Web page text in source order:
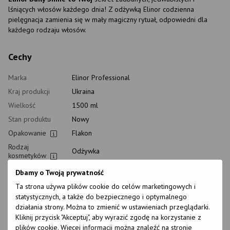
Dbamy o Twoją prywatność
Ta strona używa plików cookie do celów marketingowych i
statystycznych, a także do bezpiecznego i optymalnego
działania strony. Można to zmienić w ustawieniach przeglądarki.
Kliknij przycisk "Akceptuj", aby wyrazić zgodę na korzystanie z
plików cookie. Więcej informacji można znaleźć na stronie
lśniących włosów każdego dnia! Z odżywką Elinor codzienna
pielęgnacja zamienia się w mały magiczny rytuał, odpowiedni dla
każdego rodzaju włosów.
Cechy
Marka
Elinor Professional
Kraj produkcji
Ukraina
Wielkość
1500 ml
Stan produktu
Nowy
Opakowanie
Flakon
Rodzaj
kosmetyków
Odżywka
Klasyfikacja
kosmetyków
Profesjonalny
pielęgnacji
domowej
Po zabiegu, Codziennie
Czas stosowania
Uniwersalny